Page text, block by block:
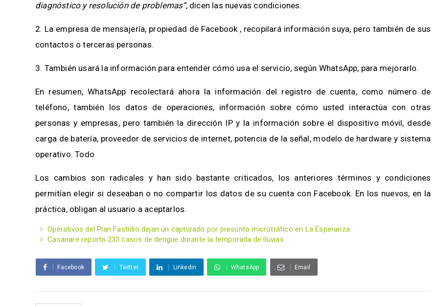
diagnóstico y resolución de problemas”, dicen las nuevas condiciones.
2. La empresa de mensajería, propiedad de Facebook , recopilará información suya, pero también de sus
contactos o terceras personas.
3. También usará la información para entender cómo usa el servicio, según WhatsApp, para mejorarlo.
En resumen, WhatsApp recolectará ahora la información del registro de cuenta, como número de
teléfono, también los datos de operaciones, información sobre cómo usted interactúa con otras
personas y empresas, pero también la dirección IP y la información sobre el dispositivo móvil, desde
carga de batería, proveedor de servicios de internet, potencia de la señal, modelo de hardware y sistema
operativo. Todo
Los cambios son radicales y han sido bastante criticados, los anteriores términos y condiciones
permitían elegir si deseaban o no compartir los datos de su cuenta con Facebook. En los nuevos, en la
práctica, obligan al usuario a aceptarlos.
Operativos del Plan Fastidio dejan un capturado por presunto microtráfico en La Esperanza
Casanare reporta 233 casos de dengue durante la temporada de lluvias
Facebook Twitter Linkedin WhatsApp Email